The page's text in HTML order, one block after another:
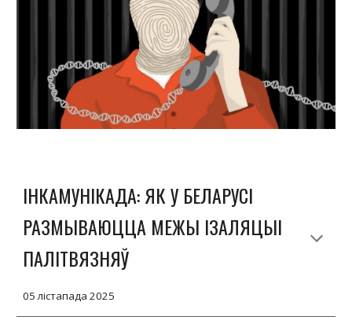
ІНКАМУНІКАДА: ЯК У БЕЛАРУСІ
РАЗМЫВАЮЦЦА МЕЖЫ ІЗАЛЯЦЫІ
ПАЛІТВЯЗНЯЎ
05 лістапада2025